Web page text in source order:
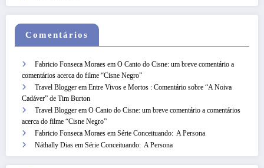
Comentários
Fabricio Fonseca Moraes em O Canto do Cisne: um breve comentário a
comentários acerca do filme “Cisne Negro”
Travel Blogger em Entre Vivos e Mortos : Comentário sobre “A Noiva
Cadáver” de Tim Burton
Travel Blogger em O Canto do Cisne: um breve comentário a comentários
acerca do filme “Cisne Negro”
Fabricio Fonseca Moraes em Série Conceituando: A Persona
Náthally Dias em Série Conceituando: A Persona